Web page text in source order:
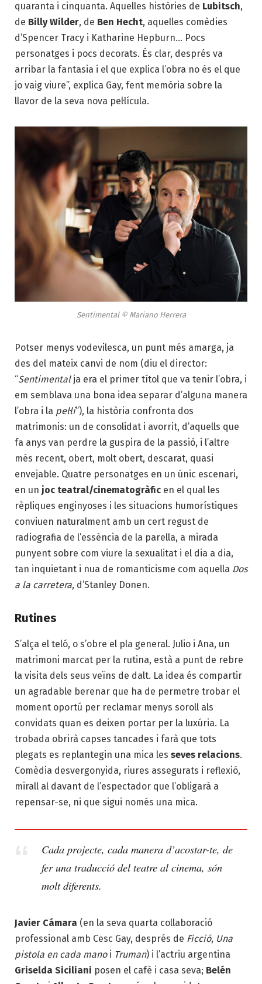
quaranta i cinquanta. Aquelles històries de Lubitsch,
de Billy Wilder, de Ben Hecht, aquelles comèdies
d’Spencer Tracy i Katharine Hepburn… Pocs
personatges i pocs decorats. És clar, després va
arribar la fantasia i el que explica l’obra no és el que
jo vaig viure”, explica Gay, fent memòria sobre la
llavor de la seva nova pel·lícula.
Sentimental © Mariano Herrera
Potser menys vodevilesca, un punt més amarga, ja
des del mateix canvi de nom (diu el director:
“Sentimentalja era el primer títol que va tenir l’obra, i
em semblava una bona idea separar d’alguna manera
l’obra i la pel·li”), la història confronta dos
matrimonis: un de consolidat i avorrit, d’aquells que
fa anys van perdre la guspira de la passió, i l’altre
més recent, obert, molt obert, descarat, quasi
envejable. Quatre personatges en un únic escenari,
en un joc teatral/cinematogràfic en el qual les
rèpliques enginyoses i les situacions humorístiques
conviuen naturalment amb un cert regust de
radiografia de l’essència de la parella, a mirada
punyent sobre com viure la sexualitat i el dia a dia,
tan inquietant i nua de romanticisme com aquella Dos
a la carretera, d’Stanley Donen.
Rutines
S’alça el teló, o s’obre el pla general. Julio i Ana, un
matrimoni marcat per la rutina, està a punt de rebre
la visita dels seus veïns de dalt. La idea és compartir
un agradable berenar que ha de permetre trobar el
moment oportú per reclamar menys soroll als
convidats quan es deixen portar per la luxúria. La
trobada obrirà capses tancades i farà que tots
plegats es replantegin una mica les seves relacions.
Comèdia desvergonyida, riures assegurats i reflexió,
mirall al davant de l’espectador que l’obligarà a
repensar-se, ni que sigui només una mica.
Cada projecte, cada manera d’acostar-te, de
fer una traducció del teatre al cinema, són
molt diferents.
Javier Cámara (en la seva quarta collaboració
professional amb Cesc Gay, després de Ficció, Una
pistola en cada manoi Truman) i l’actriu argentina
Griselda Siciliani posen el cafè i casa seva; Belén